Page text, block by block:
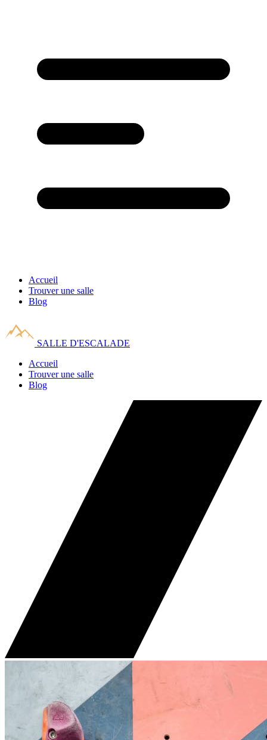
Accueil
Trouver une salle
Blog
SALLE D'ESCALADE
Accueil
Trouver une salle
Blog